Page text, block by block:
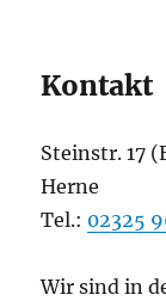
Kontakt
Steinstr. 17
Herne
Tel.: 02325
Wir sind in